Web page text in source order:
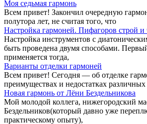
Моя седьмая гармонь
Всем привет! Закончил очередную
полутора лет, не считая того, что
Настройка гармоней. Пифагоров строй и
Настройка инструментов с
быть проведена двумя способами.
применяется тогда,
Варианты отделки гармоней
Всем привет! Сегодня — об отделке
преимуществах и недостатках различных
Новая гармонь от Лёни Бездельникова
Мой молодой коллега, нижегородский
Бездельников(который давно уже
практическому опыту),